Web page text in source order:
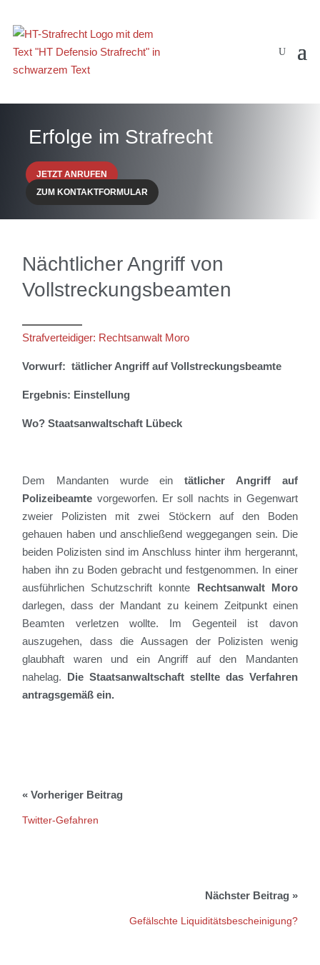
Erfolge im Strafrecht
JETZT ANRUFEN
ZUM KONTAKTFORMULAR
Nächtlicher Angriff von
Vollstreckungsbeamten
Strafverteidiger: Rechtsanwalt Moro
Vorwurf: tätlicher Angriff auf Vollstreckungsbeamte
Ergebnis: Einstellung
Wo? Staatsanwaltschaft Lübeck
Dem Mandanten wurde ein tätlicher Angriff auf
Polizeibeamte vorgeworfen. Er soll nachts in Gegenwart
zweier Polizisten mit zwei Stöckern auf den Boden
gehauen haben und anschließend weggegangen sein. Die
beiden Polizisten sind im Anschluss hinter ihm hergerannt,
haben ihn zu Boden gebracht und festgenommen. In einer
ausführlichen Schutzschrift konnte Rechtsanwalt Moro
darlegen, dass der Mandant zu keinem Zeitpunkt einen
Beamten verletzen wollte. Im Gegenteil ist davon
auszugehen, dass die Aussagen der Polizisten wenig
glaubhaft waren und ein Angriff auf den Mandanten
nahelag. Die Staatsanwaltschaft stellte das Verfahren
antragsgemäß ein.
Twitter-Gefahren
Gefälschte Liquiditätsbescheinigung?